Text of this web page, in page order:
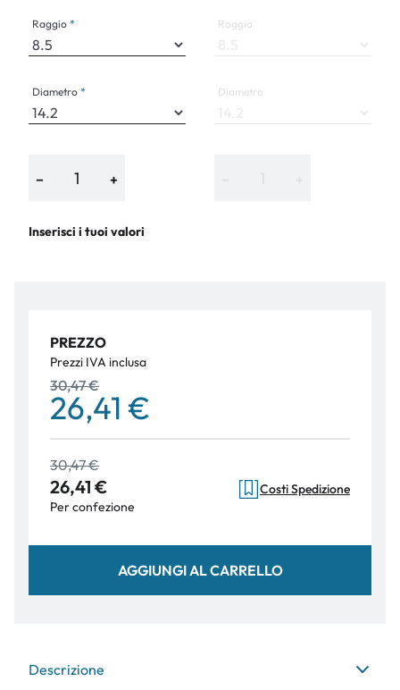
Raggio
Diametro
− +
Inserisci i tuoi valori
Raggio
Diametro
PREZZO
Prezzi IVA inclusa
30,47 €
26,41 €
30,47 €
26,41 €
Per confezione
Costi Spedizione
AGGIUNGI AL CARRELLO
Descrizione